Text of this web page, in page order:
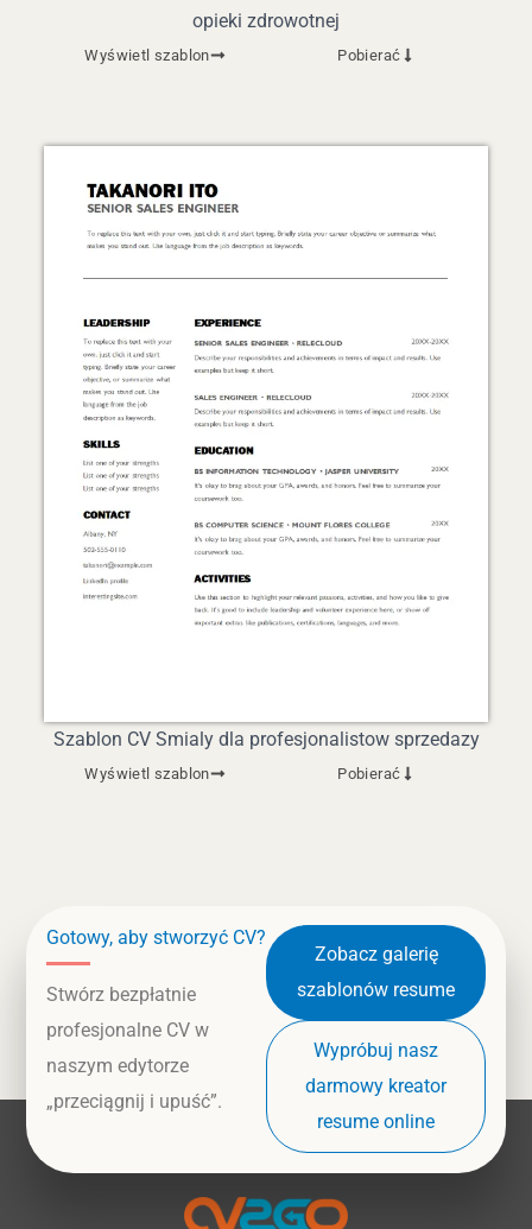
opieki zdrowotnej
Wyświetl szablon Pobierać
Szablon CV Smialy dla profesjonalistow sprzedazy
Wyświetl szablon Pobierać
Gotowy, aby stworzyć CV?
Stwórz bezpłatnie
profesjonalne CV w
naszym edytorze
„przeciągnij i upuść”.
Zobacz galerię
szablonów resume
Wypróbuj nasz
darmowy kreator
resume online